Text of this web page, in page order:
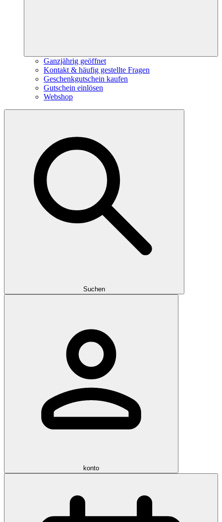
Ganzjährig geöffnet
Kontakt & häufig gestellte Fragen
Geschenkgutschein kaufen
Gutschein einlösen
Webshop
Suchen
konto